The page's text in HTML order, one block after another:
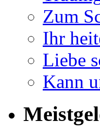
Zum
Ihr
Liebe
Kann